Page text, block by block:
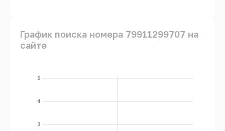
График поиска номера 79911299707 на
сайте
3
4
5